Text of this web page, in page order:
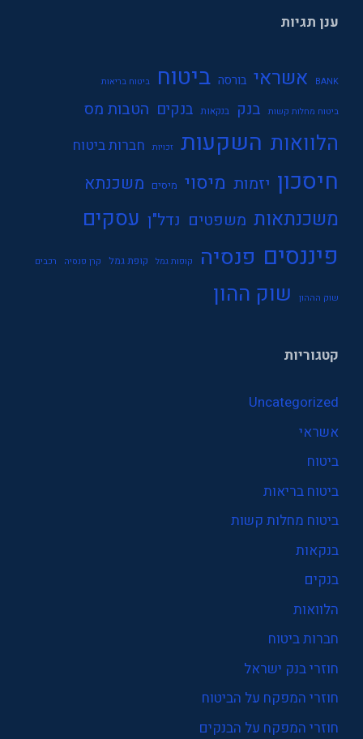
ענן תגיות
BANK אשראי בורסה ביטוח ביטוח בריאות
ביטוח מחלות קשות בנק בנקאות בנקים הטבות מס
הלוואות השקעות זכויות חברות ביטוח
חיסכון יזמות מיסוי מיסים משכנתא
משכנתאות משפטים נדל"ן עסקים
פיננסים פנסיה קופות גמל קופת גמל קרן פנסיה רכבים
שוק הההון שוק ההון
קטגוריות
Uncategorized
אשראי
ביטוח
ביטוח בריאות
ביטוח מחלות קשות
בנקאות
בנקים
הלוואות
חברות ביטוח
חוזרי בנק ישראל
חוזרי המפקח על הביטוח
חוזרי המפקח על הבנקים